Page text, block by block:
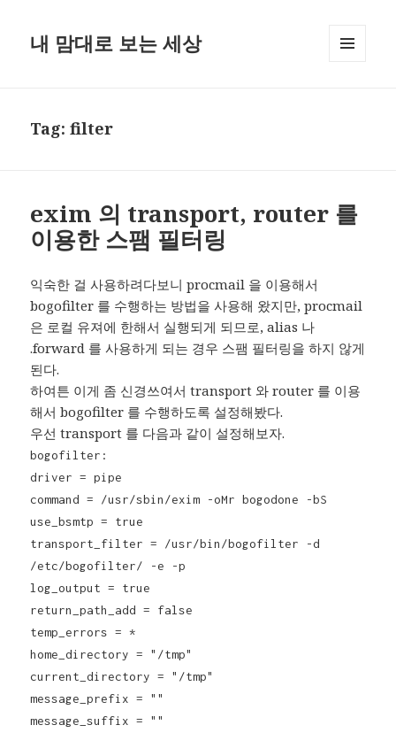
내 맘대로 보는 세상
Tag:filter
exim 의 transport, router 를
이용한 스팸 필터링
익숙한 걸 사용하려다보니 procmail 을 이용해서
bogofilter 를 수행하는 방법을 사용해 왔지만, procmail
은 로컬 유져에 한해서 실행되게 되므로, alias 나
.forward 를 사용하게 되는 경우 스팸 필터링을 하지 않게
된다.
하여튼 이게 좀 신경쓰여서 transport 와 router 를 이용
해서 bogofilter 를 수행하도록 설정해봤다.
우선 transport 를 다음과 같이 설정해보자.
bogofilter:
driver = pipe
command = /usr/sbin/exim -oMr bogodone -bS
use_bsmtp = true
transport_filter = /usr/bin/bogofilter -d
/etc/bogofilter/ -e -p
log_output = true
return_path_add = false
temp_errors = *
home_directory = "/tmp"
current_directory = "/tmp"
message_prefix = ""
message_suffix = ""